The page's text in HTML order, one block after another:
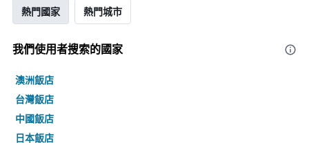
熱門國家 熱門城市
我們使用者搜索的國家
澳洲飯店
台灣飯店
中國飯店
日本飯店